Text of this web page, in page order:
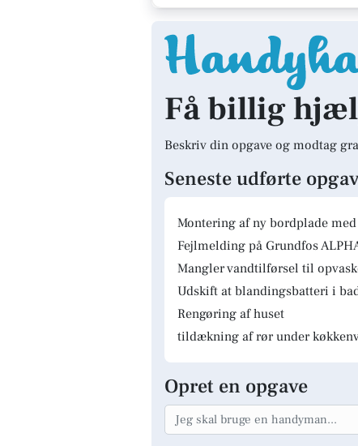
Få billig
Beskriv din opgave og modtag
Seneste udførte
Montering af ny bordplade med
Fejlmelding på Grundfos
Mangler vandtilførsel til
Udskift at blandingsbatteri i
Rengøring af huset
tildækning af rør under
Opret en opgave